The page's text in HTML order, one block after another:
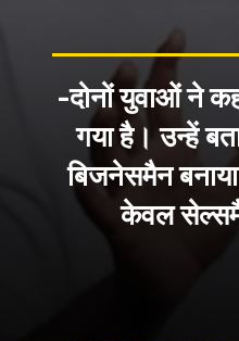
-दोनों युवाओं ने
गया है। उन्हें
बिजनेसमैन
केवल